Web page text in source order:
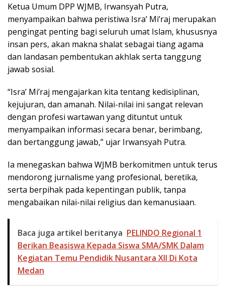
Ketua Umum DPP WJMB, Irwansyah Putra,
menyampaikan bahwa peristiwa Isra’ Mi’raj merupakan
pengingat penting bagi seluruh umat Islam, khususnya
insan pers, akan makna shalat sebagai tiang agama
dan landasan pembentukan akhlak serta tanggung
jawab sosial.
“Isra’ Mi’raj mengajarkan kita tentang kedisiplinan,
kejujuran, dan amanah. Nilai-nilai ini sangat relevan
dengan profesi wartawan yang dituntut untuk
menyampaikan informasi secara benar, berimbang,
dan bertanggung jawab,” ujar Irwansyah Putra.
Ia menegaskan bahwa WJMB berkomitmen untuk terus
mendorong jurnalisme yang profesional, beretika,
serta berpihak pada kepentingan publik, tanpa
mengabaikan nilai-nilai religius dan kemanusiaan.
Baca juga artikel beritanya PELINDO Regional 1
Berikan Beasiswa Kepada Siswa SMA/SMK Dalam
Kegiatan Temu Pendidik Nusantara XII Di Kota
Medan